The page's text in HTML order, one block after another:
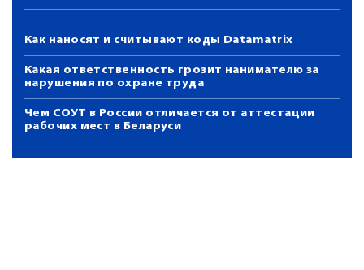
Как наносят и считывают коды Datamatrix
Какая ответственность грозит нанимателю за
нарушения по охране труда
Чем СОУТ в России отличается от аттестации
рабочих мест в Беларуси